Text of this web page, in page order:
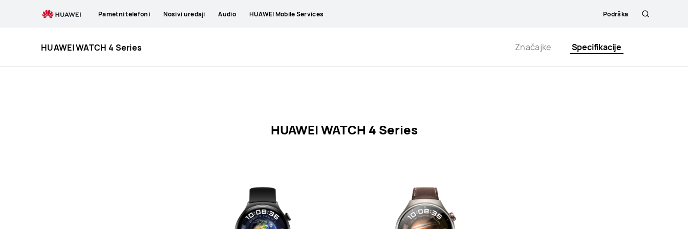
Pametni telefoni Nosivi uređaji Audio HUAWEI Mobile Services Podrška
HUAWEI WATCH 4 Series
Značajke Specifikacije
HUAWEI WATCH 4 Series